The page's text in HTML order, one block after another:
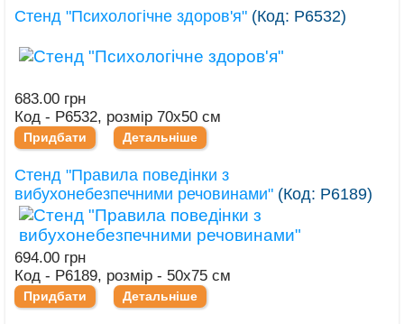
Стенд "Психологічне здоров'я" (Код: Р6532)
683.00 грн
Код - Р6532, розмір 70х50 см
Придбати Детальніше
Стенд "Правила поведінки з
вибухонебезпечними речовинами" (Код: Р6189)
694.00 грн
Код - Р6189, розмір - 50х75 см
Придбати Детальніше